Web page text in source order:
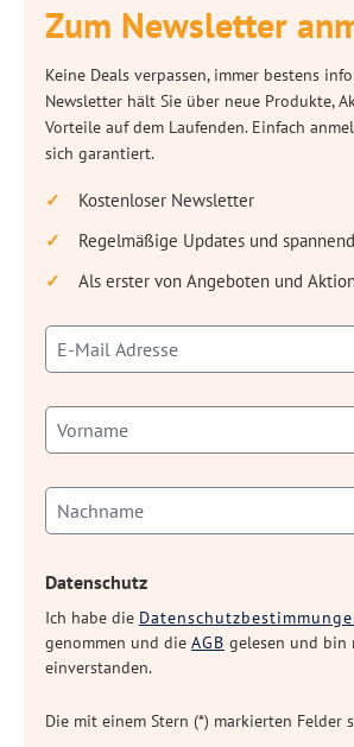
Zum Newsletter
Keine Deals verpassen, immer bestens
Newsletter hält Sie über neue Produkte,
Vorteile auf dem Laufenden. Einfach
sich garantiert.
Kostenloser Newsletter
Regelmäßige Updates und
Als erster von Angeboten und
Datenschutz
Ich habe die
genommen und die AGB gelesen und bin
einverstanden.
Die mit einem Stern (*) markierten Felder